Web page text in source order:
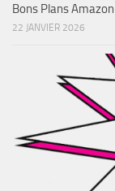
Bons Plans
22 JANVIER 2026